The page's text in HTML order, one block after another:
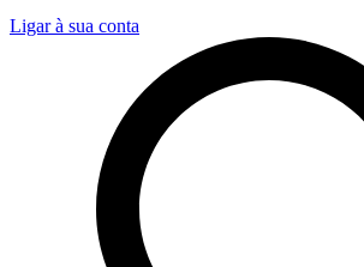
Ligar à sua conta